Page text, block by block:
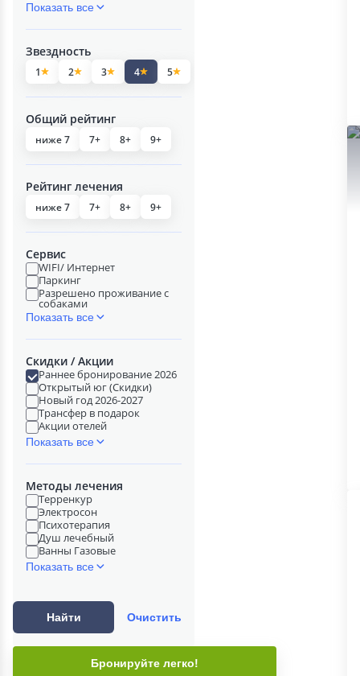
Показать все
Звездность
1 2 3 4 5
Общий рейтинг
ниже 7 7+ 8+ 9+
Рейтинг лечения
ниже 7 7+ 8+ 9+
Сервис
WIFI/ Интернет
Паркинг
Разрешено проживание с
собаками
Показать все
Скидки / Акции
Раннее бронирование 2026
Открытый юг (Скидки)
Новый год 2026-2027
Трансфер в подарок
Акции отелей
Показать все
Методы лечения
Терренкур
Электросон
Психотерапия
Душ лечебный
Ванны Газовые
Показать все
Найти Очистить
Бронируйте легко!